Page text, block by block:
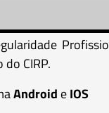
CIRP.
Android eIOS